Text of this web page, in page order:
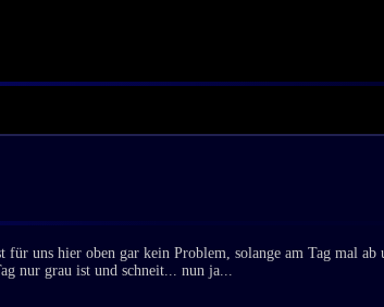
uns hier oben gar kein Problem, solange am Tag mal ab
nur grau ist und schneit... nun ja...